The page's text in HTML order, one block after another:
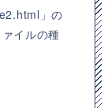
」の
イルの種